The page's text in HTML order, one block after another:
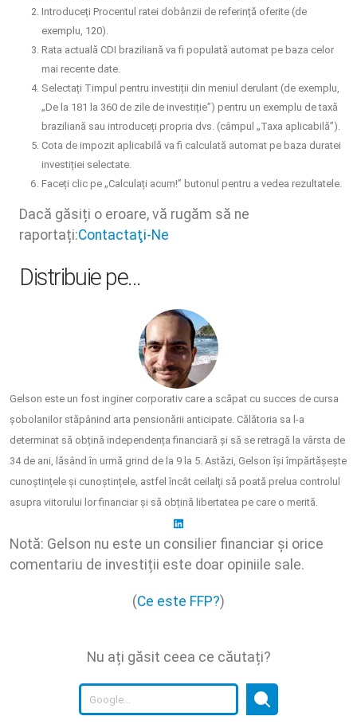
Introduceți Procentul ratei dobânzii de referință oferite (de
exemplu, 120).
Rata actuală CDI braziliană va fi populată automat pe baza celor
mai recente date.
Selectați Timpul pentru investiții din meniul derulant (de exemplu,
„De la 181 la 360 de zile de investiție”) pentru un exemplu de taxă
braziliană sau introduceți propria dvs. (câmpul „Taxa aplicabilă”).
Cota de impozit aplicabilă va fi calculată automat pe baza duratei
investiției selectate.
Faceți clic pe „Calculați acum!” butonul pentru a vedea rezultatele.
Dacă găsiți o eroare, vă rugăm să ne
raportați:Contactaţi-Ne
Distribuie pe…
Gelson este un fost inginer corporativ care a scăpat cu succes de cursa
șobolanilor stăpânind arta pensionării anticipate. Călătoria sa l-a
determinat să obțină independența financiară și să se retragă la vârsta de
34 de ani, lăsând în urmă grind de la 9 la 5. Astăzi, Gelson își împărtășește
cunoștințele și cunoștințele, astfel încât ceilalți să poată prelua controlul
asupra viitorului lor financiar și să obțină libertatea pe care o merită.
Notă: Gelson nu este un consilier financiar și orice
comentariu de investiții este doar opiniile sale.
(Ce este FFP?)
Nu ați găsit ceea ce căutați?